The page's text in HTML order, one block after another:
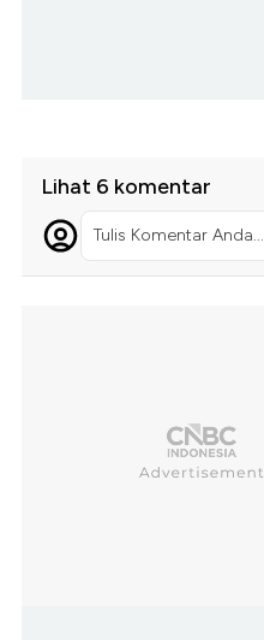
Lihat 6 komentar
Tulis Komentar Anda...